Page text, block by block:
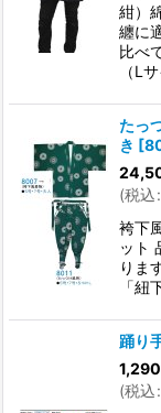
紺）
纏に
比べ
（L
たっ
き [
(税込:
袴下
ット
りま
「
踊り
1,290
(税込: